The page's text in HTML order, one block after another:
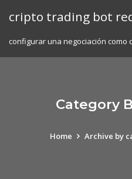
cripto trading bot
configurar una negociación como
Category
Home Archive by